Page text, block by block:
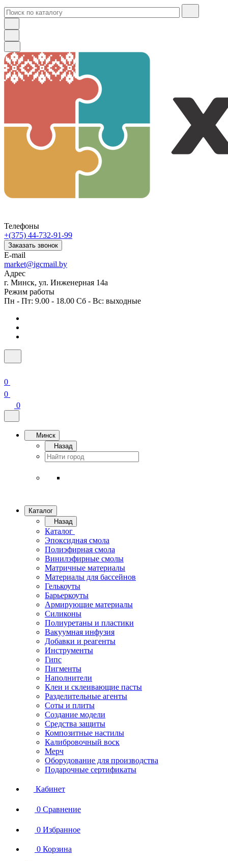
Телефоны
+(375) 44-732-91-99
Заказать звонок
E-mail
market@igcmail.by
Адрес
г. Минск, ул. Инженерная 14а
Режим работы
Пн - Пт: 9.00 - 18.00 Сб - Вс: выходные
0
0
0
Минск
Назад
Каталог
Назад
Каталог
Эпоксидная смола
Полиэфирная смола
Винилэфирные смолы
Матричные материалы
Материалы для бассейнов
Гелькоуты
Барьеркоуты
Армирующие материалы
Силиконы
Полиуретаны и пластики
Вакуумная инфузия
Добавки и реагенты
Инструменты
Гипс
Пигменты
Наполнители
Клеи и склеивающие пасты
Разделительные агенты
Соты и плиты
Создание модели
Средства защиты
Композитные настилы
Калибровочный воск
Мерч
Оборудование для производства
Подарочные сертификаты
Кабинет
0 Сравнение
0 Избранное
0 Корзина